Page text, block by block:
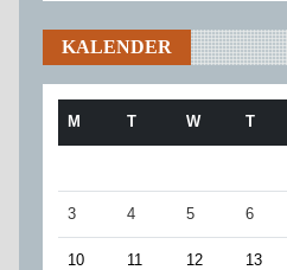
KALENDER
M T W T
3 4 5 6
10 11 12 13